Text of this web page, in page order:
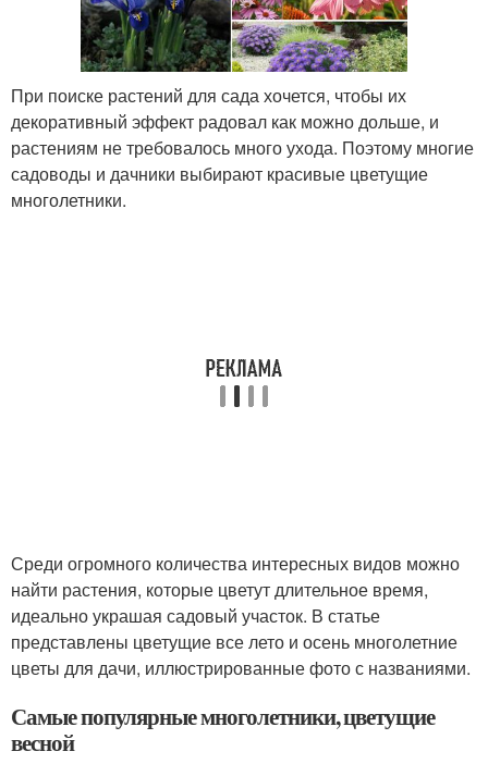
При поиске растений для сада хочется, чтобы их
декоративный эффект радовал как можно дольше, и
растениям не требовалось много ухода. Поэтому многие
садоводы и дачники выбирают красивые цветущие
многолетники.
Среди огромного количества интересных видов можно
найти растения, которые цветут длительное время,
идеально украшая садовый участок. В статье
представлены цветущие все лето и осень многолетние
цветы для дачи, иллюстрированные фото с названиями.
Самые популярные многолетники, цветущие
весной